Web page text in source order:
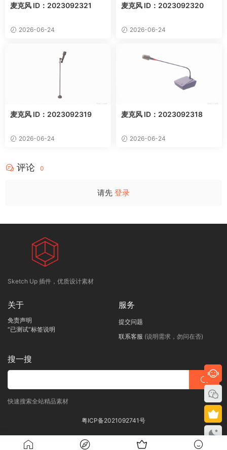
麦克风 ID：2023092321
2026-06-24
麦克风 ID：2023092320
2026-06-24
麦克风 ID：2023092319
2026-06-24
麦克风 ID：2023092318
2026-06-24
评论 0
请先 登录
Sketch Up 插件，优质设计素材
关于
免责声明
“已测试”标签说明
服务
提交问题
联系客服 (说明需求，勿问在否)
搜一搜
快速搜索全站精品素材
粤ICP备2021092741号